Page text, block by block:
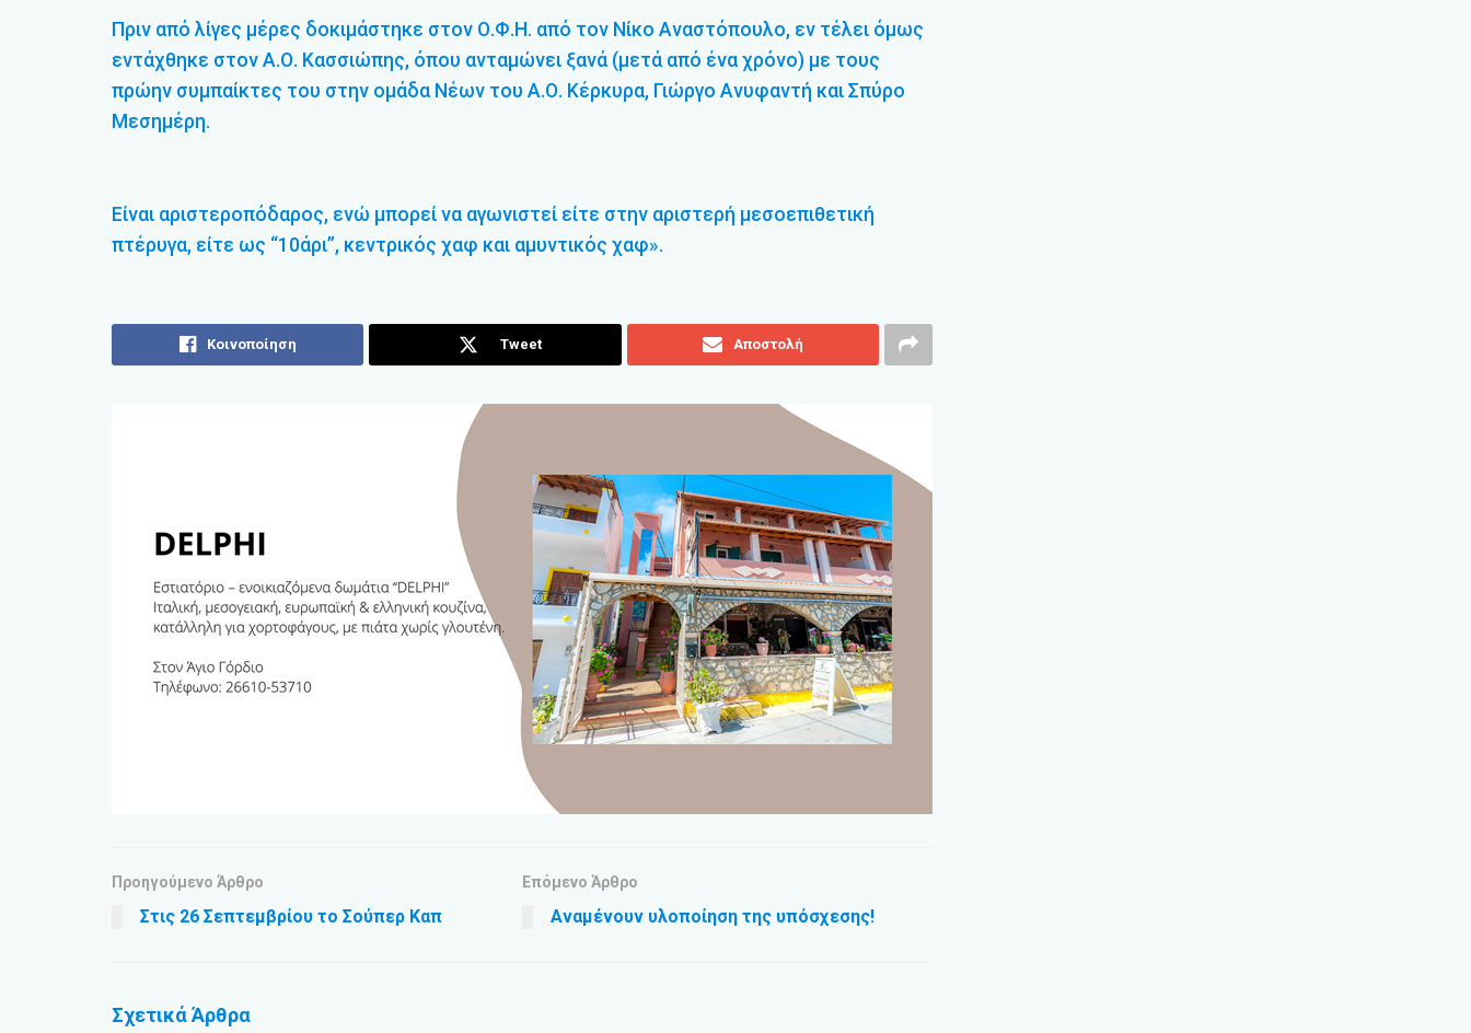
Πριν από λίγες μέρες δοκιμάστηκε στον Ο.Φ.Η. από τον Νίκο Αναστόπουλο, εν τέλει όμως
εντάχθηκε στον Α.Ο. Κασσιώπης, όπου ανταμώνει ξανά (μετά από ένα χρόνο) με τους
πρώην συμπαίκτες του στην ομάδα Νέων του Α.Ο. Κέρκυρα, Γιώργο Ανυφαντή και Σπύρο
Μεσημέρη.
Είναι αριστεροπόδαρος, ενώ μπορεί να αγωνιστεί είτε στην αριστερή μεσοεπιθετική
πτέρυγα, είτε ως “10άρι”, κεντρικός χαφ και αμυντικός χαφ».
Κοινοποίηση Tweet Αποστολή
Προηγούμενο Άρθρο
Στις 26 Σεπτεμβρίου το Σούπερ Καπ
Επόμενο Άρθρο
Αναμένουν υλοποίηση της υπόσχεσης!
ΣχετικάΆρθρα